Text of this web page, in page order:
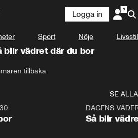
Logga in
Sport Nöje Livsstil
blir vädret där du bor
tillbaka
SE ALLA
DAGENS
Så blir